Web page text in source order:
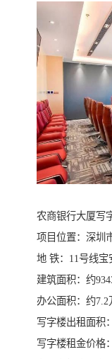
农商银行大厦写
项目位置：深圳
地 铁：11号线宝
建筑面积：约
办公面积：约7.2
写字楼出租面积
写字楼租金价格